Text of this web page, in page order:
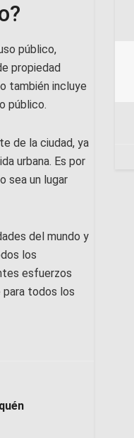
público,
propiedad
también incluye
público.
de la ciudad, ya
urbana. Es por
sea un lugar
del mundo y
los
esfuerzos
para todos los